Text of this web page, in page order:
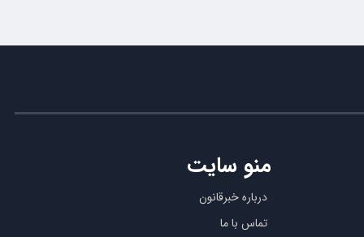
درباره خبرقانون
تماس با ما
منو سایت